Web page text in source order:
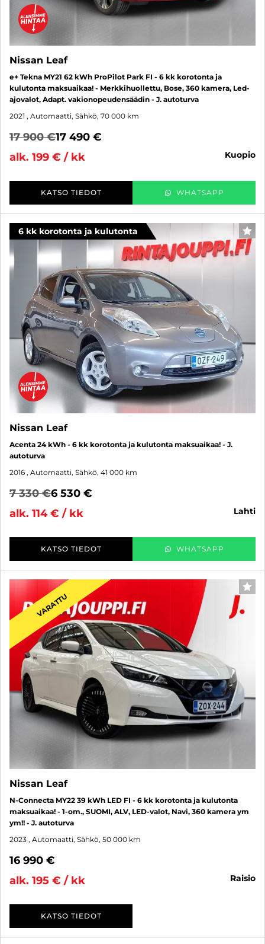
Nissan Leaf
e+ Tekna MY21 62 kWh ProPilot Park FI - 6 kk korotonta ja
kulutonta maksuaikaa! - Merkkihuollettu, Bose, 360 kamera, Led-
ajovalot, Adapt. vakionopeudensäädin - J. autoturva
2021 , Automaatti, Sähkö, 70 000 km
17 900 €17 490 €
alk. 199 € / kk
kuopio
KATSO TIEDOT WHATSAPP
6 kk korotonta ja kulutonta
Nissan Leaf
Acenta 24 kWh - 6 kk korotonta ja kulutonta maksuaikaa! - J.
autoturva
2016 , Automaatti, Sähkö, 41 000 km
7 330 €6 530 €
alk. 114 € / kk
lahti
KATSO TIEDOT WHATSAPP
VARATTU
Nissan Leaf
N-Connecta MY22 39 kWh LED FI - 6 kk korotonta ja kulutonta
maksuaikaa! - 1-om., SUOMI, ALV, LED-valot, Navi, 360 kamera ym
ym!! - J. autoturva
2023 , Automaatti, Sähkö, 50 000 km
16 990 €
alk. 195 € / kk
raisio
KATSO TIEDOT